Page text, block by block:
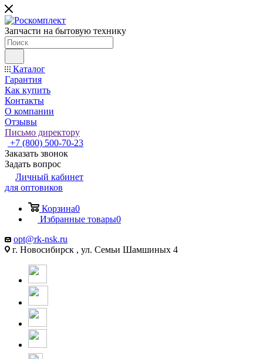
Запчасти на бытовую технику
Каталог
Гарантия
Как купить
Контакты
О компании
Отзывы
Письмо директору
+7 (800) 500-70-23
Заказать звонок
Задать вопрос
Личный кабинет
для оптовиков
Корзина0
Избранные товары0
opt@rk-nsk.ru
г. Новосибирск , ул. Семьи Шамшиных 4